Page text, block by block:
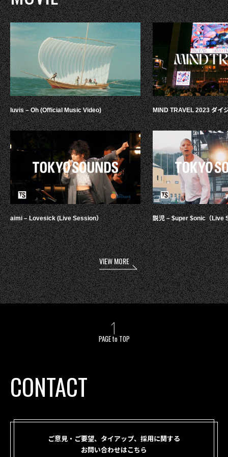
luvis – Oh (Official Music Video)
aimi – Lovesick (Live Session）
MIND TRAVEL 2023 ダイ
鋭児 – $uper $onic（Live
VIEW MORE
PAGE to TOP
CONTACT
ご意見・ご要望、タイアップ、採用に関する
お問い合わせはこちら